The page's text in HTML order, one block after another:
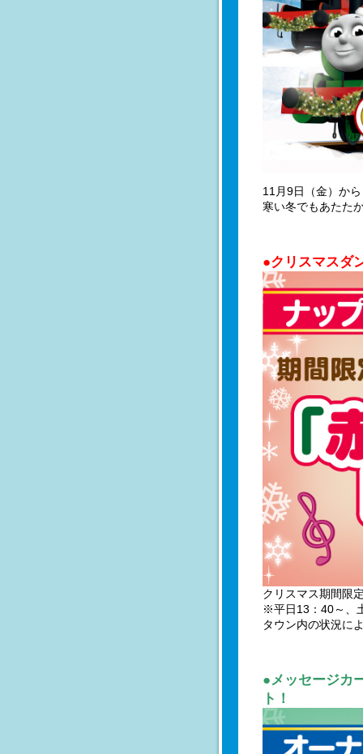
11月9日（金）か
寒い冬でもあたた
●クリスマスダ
クリスマス期間限
※平日13：40～、
タウン内の状況に
●メッセージカ
ト！